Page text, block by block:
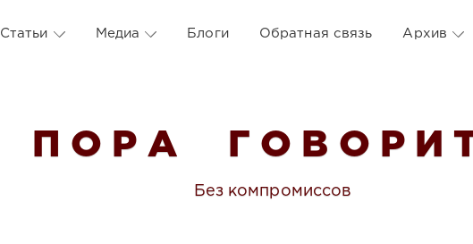
Статьи Медиа Блоги Обратная связь Архив
П О Р А Г О В О Р И
Без компромиссов